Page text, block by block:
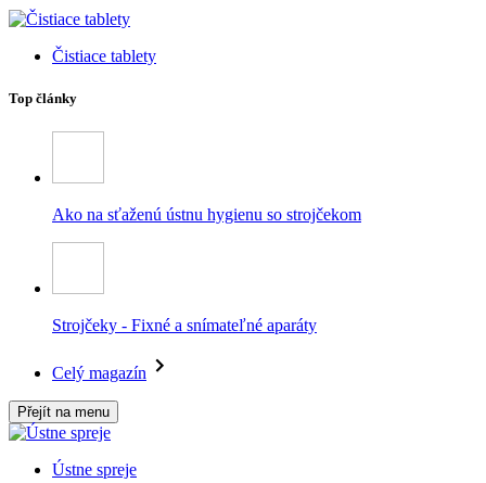
Čistiace tablety
Top články
Ako na sťaženú ústnu hygienu so strojčekom
Strojčeky - Fixné a snímateľné aparáty
Celý magazín
Přejít na menu
Ústne spreje